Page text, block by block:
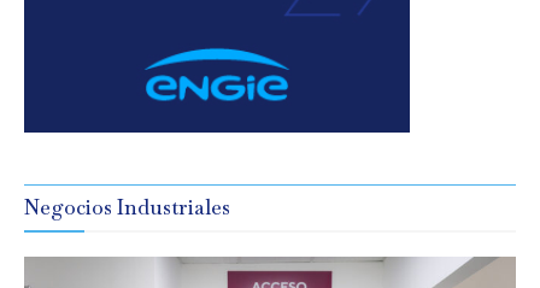
Negocios Industriales